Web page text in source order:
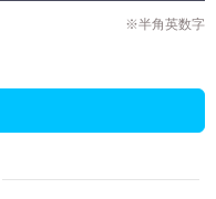
※半角英数字